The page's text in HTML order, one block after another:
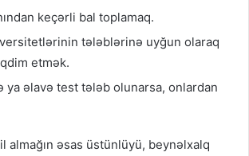
keçərli bal toplamaq.
tələblərinə uyğun olaraq
etmək.
ya əlavə test tələb olunarsa, onlardan
almağın əsas üstünlüyü, beynəlxalq